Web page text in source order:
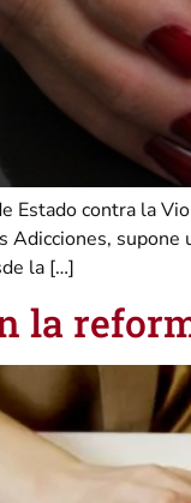
Estado contra la
Adicciones,
la […]
la